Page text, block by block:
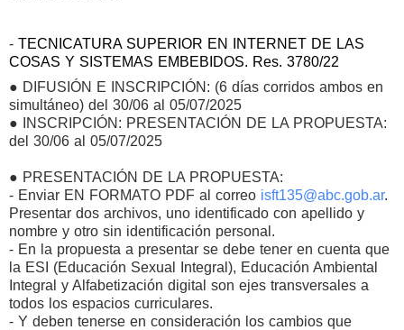
- TECNICATURA SUPERIOR EN INTERNET DE LAS
COSAS Y SISTEMAS EMBEBIDOS. Res. 3780/22
● DIFUSIÓN E INSCRIPCIÓN: (6 días corridos ambos en
simultáneo) del 30/06 al 05/07/2025
● INSCRIPCIÓN: PRESENTACIÓN DE LA PROPUESTA:
del 30/06 al 05/07/2025
● PRESENTACIÓN DE LA PROPUESTA:
- Enviar EN FORMATO PDF al correo isft135@abc.gob.ar.
Presentar dos archivos, uno identificado con apellido y
nombre y otro sin identificación personal.
- En la propuesta a presentar se debe tener en cuenta que
la ESI (Educación Sexual Integral), Educación Ambiental
Integral y Alfabetización digital son ejes transversales a
todos los espacios curriculares.
- Y deben tenerse en consideración los cambios que